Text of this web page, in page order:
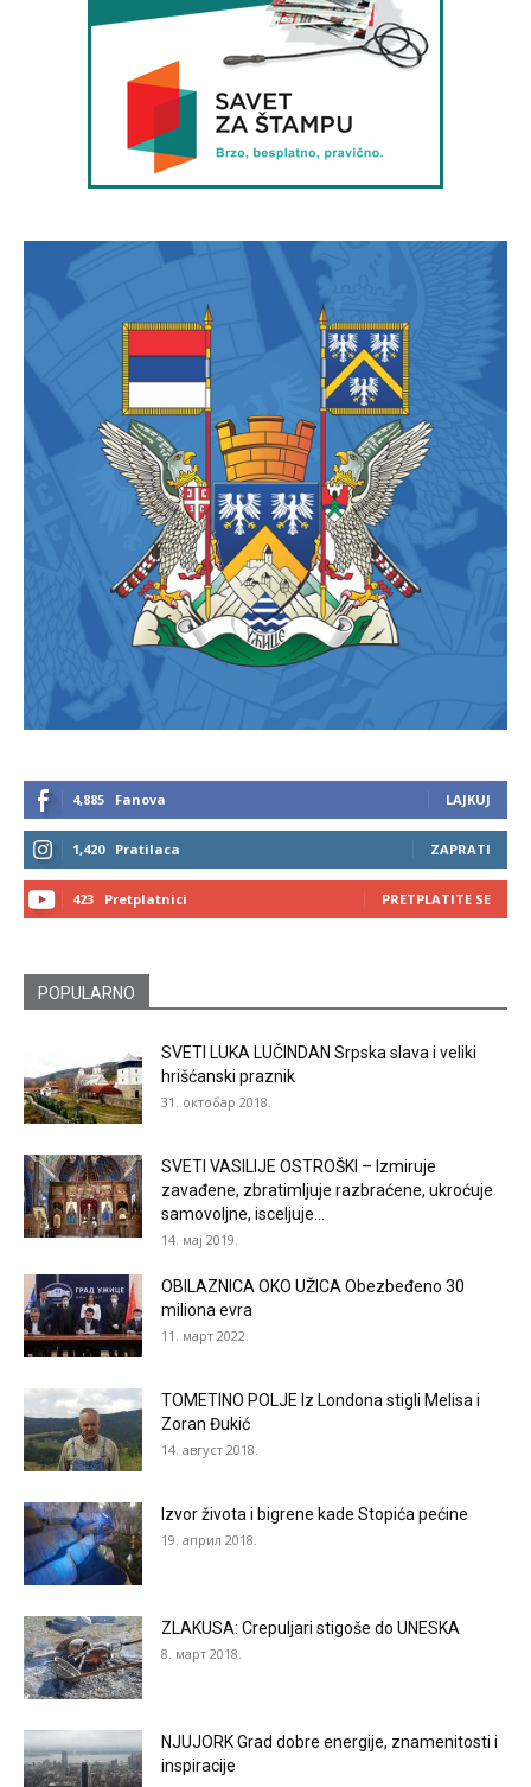
4,885 Fanova LAJKUJ
1,420 Pratilaca ZAPRATI
423 Pretplatnici PRETPLATITE SE
POPULARNO
SVETI LUKA LUČINDAN Srpska slava i veliki
hrišćanski praznik
31. октобар 2018.
SVETI VASILIJE OSTROŠKI – Izmiruje
zavađene, zbratimljuje razbraćene, ukroćuje
samovoljne, isceljuje...
14. мај 2019.
OBILAZNICA OKO UŽICA Obezbeđeno 30
miliona evra
11. март 2022.
TOMETINO POLJE Iz Londona stigli Melisa i
Zoran Đukić
14. август 2018.
Izvor života i bigrene kade Stopića pećine
19. април 2018.
ZLAKUSA: Crepuljari stigoše do UNESKA
8. март 2018.
NJUJORK Grad dobre energije, znamenitosti i
inspiracije